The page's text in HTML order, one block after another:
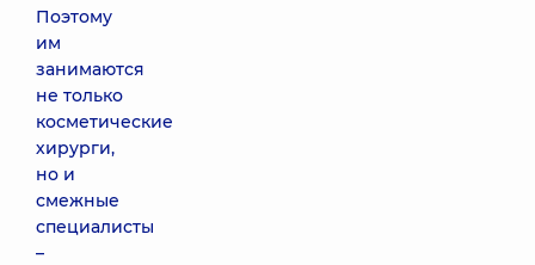
Поэтому
им
занимаются
не только
косметические
хирурги,
но и
смежные
специалисты
–